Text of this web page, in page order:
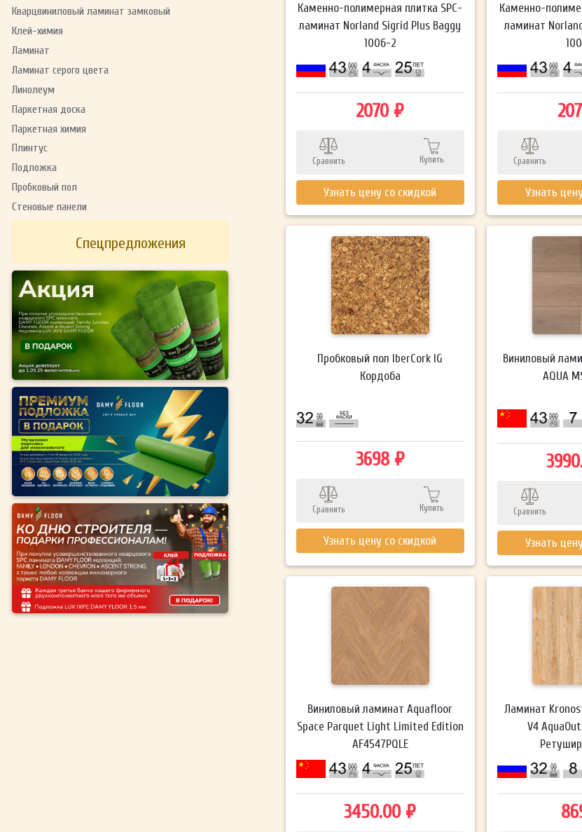
Кварцвиниловый ламинат замковый
Клей-химия
Ламинат
Ламинат серого цвета
Линолеум
Паркетная доска
Паркетная химия
Плинтус
Подложка
Пробковый пол
Стеновые панели
Спецпредложения
Каменно-полимерная плитка SPC-
ламинат Norland Sigrid Plus Baggy
1006-2
2070 ₽
Сравнить Купить
Узнать цену со скидкой
Каменно-
ламинат
Сравнить
Узнать
Пробковый пол IberCork IG
Кордоба
3698 ₽
Сравнить Купить
Узнать цену со скидкой
Виниловый
AQUA
Сравнить
Узнать
Виниловый ламинат Aquafloor
Space Parquet Light Limited Edition
AF4547PQLE
3450.00 ₽
Ламинат
V4